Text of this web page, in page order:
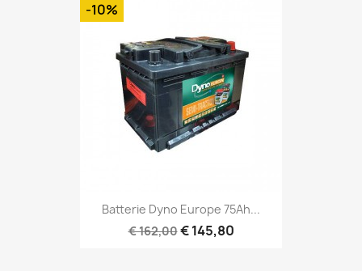
Batterie Dyno Europe 75Ah...
€ 162,00€ 145,80
-10%